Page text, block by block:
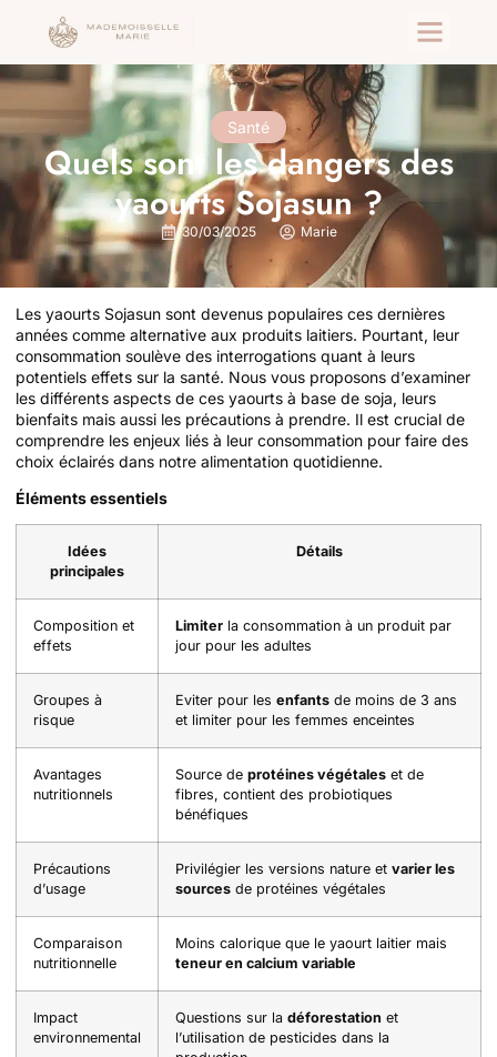
Santé
Quels sont les dangers des
yaourts Sojasun ?
30/03/2025 Marie
Les yaourts Sojasun sont devenus populaires ces dernières
années comme alternative aux produits laitiers. Pourtant, leur
consommation soulève des interrogations quant à leurs
potentiels effets sur la santé. Nous vous proposons d’examiner
les différents aspects de ces yaourts à base de soja, leurs
bienfaits mais aussi les précautions à prendre. Il est crucial de
comprendre les enjeux liés à leur consommation pour faire des
choix éclairés dans notre alimentation quotidienne.
Éléments essentiels
Idées
principales
Détails
Composition et
effets
Limiter la consommation à un produit par
jour pour les adultes
Groupes à
risque
Eviter pour les enfants de moins de 3 ans
et limiter pour les femmes enceintes
Avantages
nutritionnels
Source de protéines végétales et de
fibres, contient des probiotiques
bénéfiques
Précautions
d’usage
Privilégier les versions nature et varier les
sources de protéines végétales
Comparaison
nutritionnelle
Moins calorique que le yaourt laitier mais
teneur en calcium variable
Impact
environnemental
Questions sur la déforestation et
l’utilisation de pesticides dans la